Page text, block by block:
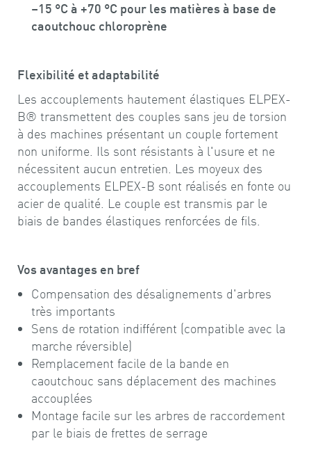
–15 °C à +70 °C pour les matières à base de
caoutchouc chloroprène
Flexibilité et adaptabilité
Les accouplements hautement élastiques ELPEX-
B® transmettent des couples sans jeu de torsion
à des machines présentant un couple fortement
non uniforme. Ils sont résistants à l'usure et ne
nécessitent aucun entretien. Les moyeux des
accouplements ELPEX-B sont réalisés en fonte ou
acier de qualité. Le couple est transmis par le
biais de bandes élastiques renforcées de fils.
Vos avantages en bref
Compensation des désalignements d'arbres
très importants
Sens de rotation indifférent (compatible avec la
marche réversible)
Remplacement facile de la bande en
caoutchouc sans déplacement des machines
accouplées
Montage facile sur les arbres de raccordement
par le biais de frettes de serrage